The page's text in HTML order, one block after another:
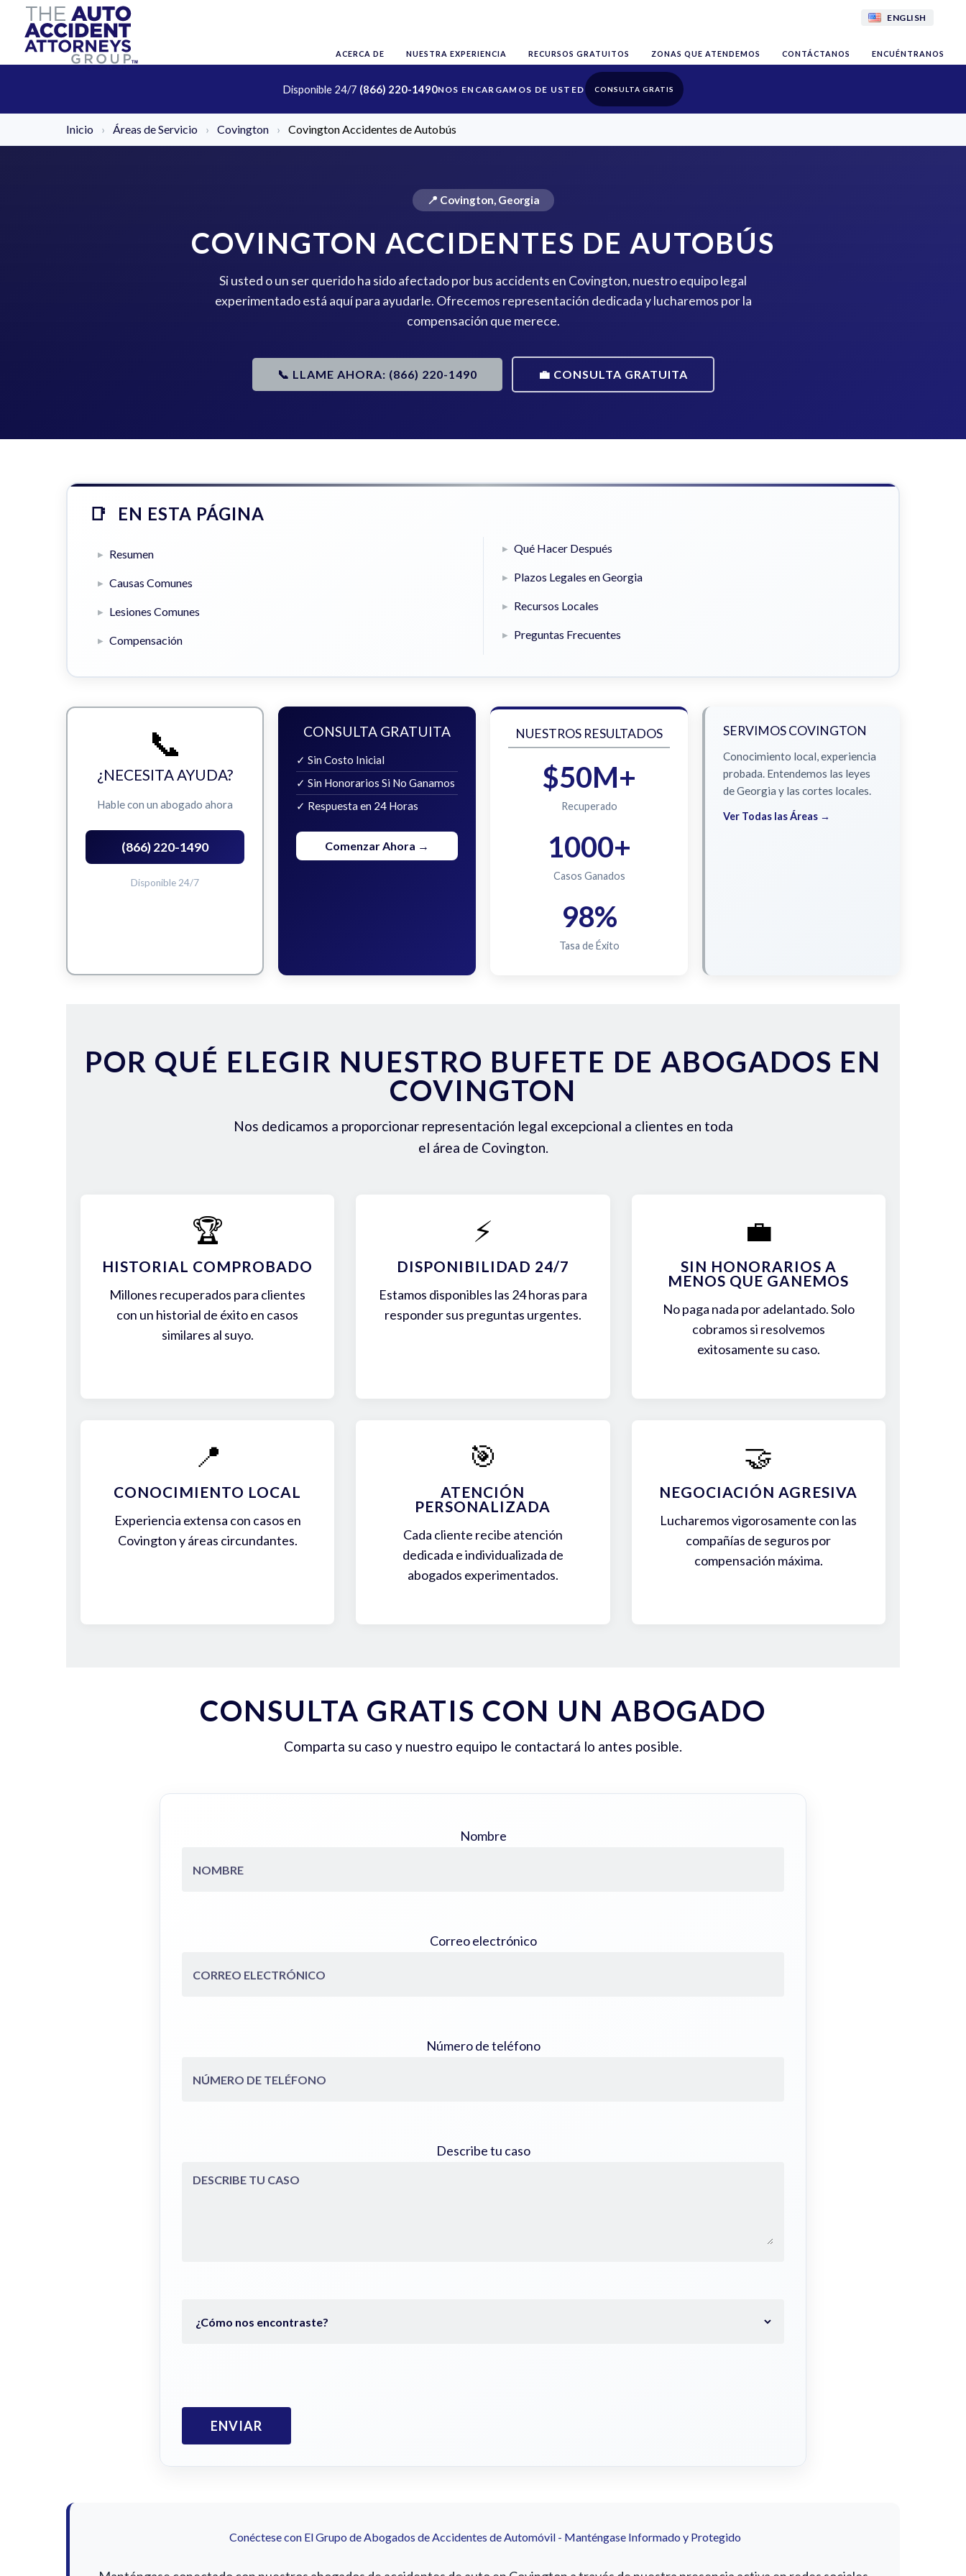
ENGLISH
ACERCA DE NUESTRA EXPERIENCIA RECURSOS GRATUITOS ZONAS QUE ATENDEMOS CONTÁCTANOS ENCUÉNTRANOS
Disponible 24/7 (866) 220-1490 CONSULTA GRATIS
Inicio › Áreas de Servicio › Covington › Covington Accidentes de Autobús
📍 Covington, Georgia
COVINGTON ACCIDENTES DE AUTOBÚS
Si usted o un ser querido ha sido afectado por bus accidents en Covington, nuestro equipo legal
experimentado está aquí para ayudarle. Ofrecemos representación dedicada y lucharemos por la
compensación que merece.
📞 LLAME AHORA: (866) 220-1490 💼 CONSULTA GRATUITA
EN ESTA PÁGINA
Resumen
Causas Comunes
Lesiones Comunes
Compensación
Qué Hacer Después
Plazos Legales en Georgia
Recursos Locales
Preguntas Frecuentes
📞
¿NECESITA AYUDA?
Hable con un abogado ahora
(866) 220-1490
Disponible 24/7
CONSULTA GRATUITA
✓ Sin Costo Inicial
✓ Sin Honorarios Si No Ganamos
✓ Respuesta en 24 Horas
Comenzar Ahora →
NUESTROS RESULTADOS
$50M+
Recuperado
1000+
Casos Ganados
98%
Tasa de Éxito
SERVIMOS COVINGTON
Conocimiento local, experiencia
probada. Entendemos las leyes
de Georgia y las cortes locales.
Ver Todas las Áreas →
POR QUÉ ELEGIR NUESTRO BUFETE DE ABOGADOS EN
COVINGTON
Nos dedicamos a proporcionar representación legal excepcional a clientes en toda
el área de Covington.
🏆
HISTORIAL COMPROBADO
Millones recuperados para clientes
con un historial de éxito en casos
similares al suyo.
⚡
DISPONIBILIDAD 24/7
Estamos disponibles las 24 horas para
responder sus preguntas urgentes.
💼
SIN HONORARIOS A
MENOS QUE GANEMOS
No paga nada por adelantado. Solo
cobramos si resolvemos
exitosamente su caso.
📍
CONOCIMIENTO LOCAL
Experiencia extensa con casos en
Covington y áreas circundantes.
🎯
ATENCIÓN
PERSONALIZADA
Cada cliente recibe atención
dedicada e individualizada de
abogados experimentados.
🤝
NEGOCIACIÓN AGRESIVA
Lucharemos vigorosamente con las
compañías de seguros por
compensación máxima.
CONSULTA GRATIS CON UN ABOGADO
Comparta su caso y nuestro equipo le contactará lo antes posible.
Nombre
Correo electrónico
Número de teléfono
Describe tu caso
Conéctese con El Grupo de Abogados de Accidentes de Automóvil - Manténgase Informado y Protegido